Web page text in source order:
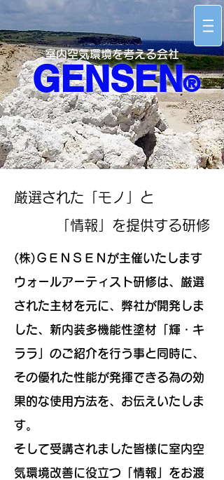
​GENSEN®
室内空気環境を考える会社
厳選された「モノ」と
「情報」を提供する研修
(株)ＧＥＮＳＥＮが主催いたします
ウォールアーティスト研修は、厳選
された主材を元に、弊社が開発しま
した、新内装多機能性塗材「輝・キ
ララ」のご紹介を行う事と同時に、
その優れた性能が発揮できる為の効
果的な使用方法を、お伝えいたしま
す。
そして受講されました皆様に室内空
気環境改善に役立つ「情報」をお渡